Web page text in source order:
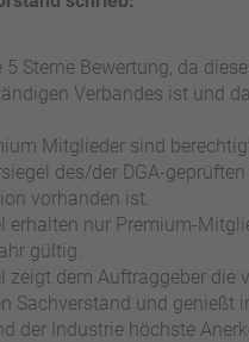
5 Sterne Bewertung, da
Verbandes ist und
Mitglieder sind
des/der DGA-
vorhanden ist.
erhalten nur Premium-
gültig.
zeigt dem Auftraggeber
Sachverstand und genießt
der Industrie höchste